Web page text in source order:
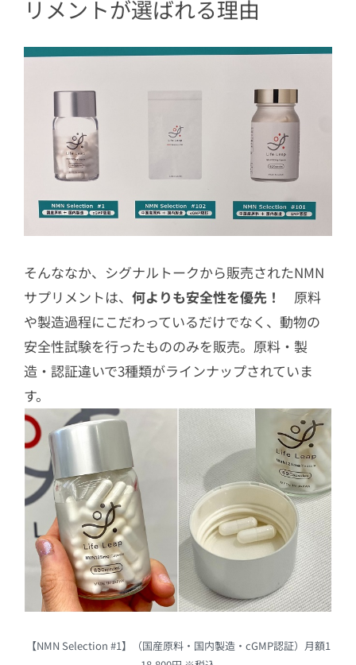
リメントが選ばれる理由
そんななか、シグナルトークから販売されたNMN
サプリメントは、 何よりも安全性を優先！
原料
や製造過程にこだわっているだけでなく、動物の
安全性試験を行ったもののみを販売。原料・製
造・認証違いで3種類がラインナップされていま
す。
【NMN Selection #1】（国産原料・国内製造・cGMP認証）月額1